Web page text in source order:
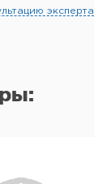
эксперта